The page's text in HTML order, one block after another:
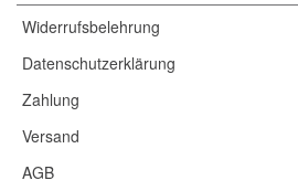
Widerrufsbelehrung
Datenschutzerklärung
Zahlung
Versand
AGB